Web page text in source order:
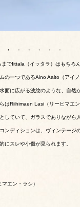
でIittala（イッタラ）はもちろ
の一つであるAino Aalto（アイ
面に広がる波紋のような、自然
はRiihimaen Lasi（リーヒマエ
していて、ガラスでありながら
ンディションは、ヴィンテージ
にスレや小傷が見られます。
エン・ラシ）